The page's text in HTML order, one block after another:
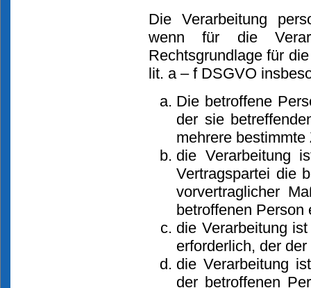
Die Verarbeitung
wenn für die
Rechtsgrundlage für
lit. a – f DSGVO
Die betroffene
der sie
mehrere
die Verarbeitung
Vertragspartei die
vorvertraglicher
betroffenen Person
die Verarbeitung
erforderlich, der
die Verarbeitung
der betroffenen